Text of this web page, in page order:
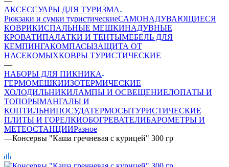
АКСЕССУАРЫ ДЛЯ ТУРИЗМА
Рюкзаки и сумки туристическиеСАМОНАДУВАЮЩИЕСЯ
КОВРИКИСПАЛЬНЫЕ МЕШКИНАДУВНЫЕ
КРОВАТИПАЛАТКИ И ТЕНТЫМЕБЕЛЬ ДЛЯ
КЕМПИНГАКОМПАСЫЗАЩИТА ОТ
НАСЕКОМЫХКОВРЫ ТУРИСТИЧЕСКИЕ
—
НАБОРЫ ДЛЯ ПИКНИКА
ГЕРМОМЕШКИИЗОТЕРМИЧЕСКИЕ
ХОЛОДИЛЬНИКИЛАМПЫ И ОСВЕЩЕНИЕЛОПАТЫ И
ТОПОРЫМАНГАЛЫ И
КОПТИЛЬНИПОСУДАТЕРМОСЫТУРИСТИЧЕСКИЕ
ПЛИТЫ И ГОРЕЛКИОБОГРЕВАТЕЛИБАРОМЕТРЫ И
МЕТЕОСТАНЦИИРазное
—Консервы "Каша гречневая с курицей" 300 гр